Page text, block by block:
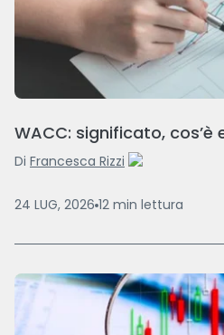
WACC: significato,
Di Francesca Rizzi
24 LUG, 2026 12 min lettura